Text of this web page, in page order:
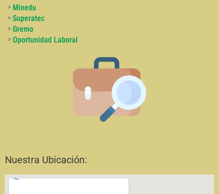
> Minedu
> Superatec
> Gremo
> Oportunidad Laboral
Nuestra Ubicación: